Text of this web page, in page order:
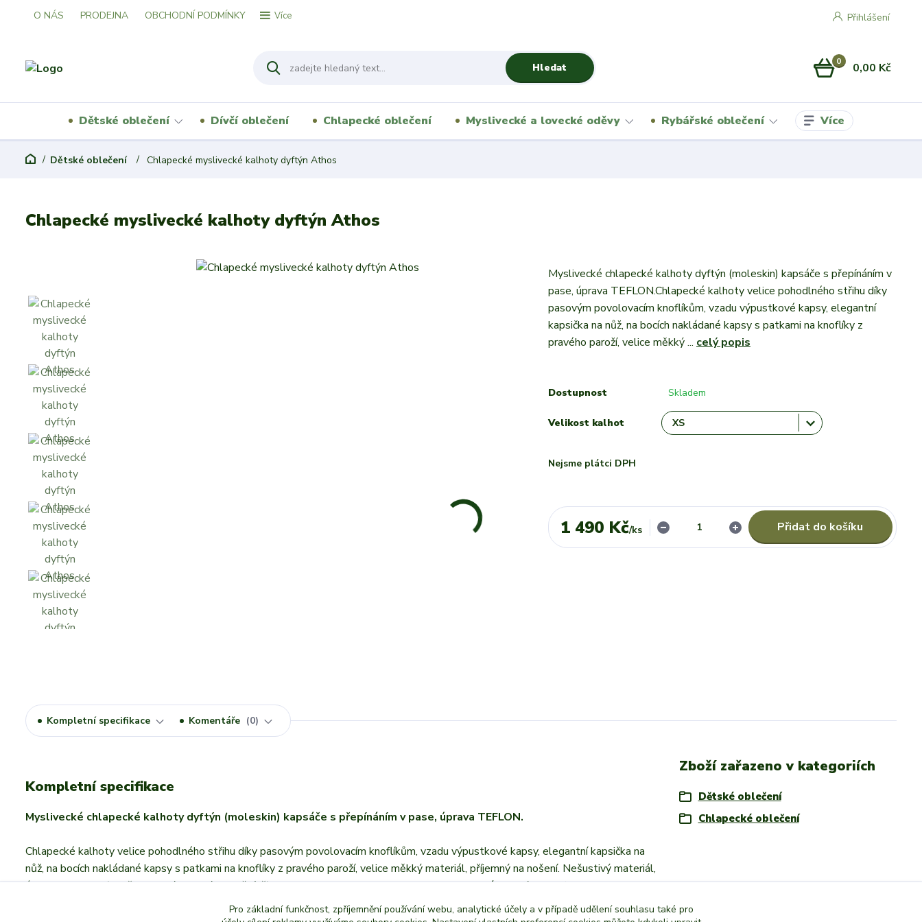
O NÁS PRODEJNA OBCHODNÍ PODMÍNKY Více Přihlášení
Hledat 0 0,00 Kč
Dětské oblečení Dívčí oblečení Chlapecké oblečení Myslivecké a lovecké oděvy Rybářské oblečení Více
Dětské oblečení Chlapecké myslivecké kalhoty dyftýn Athos
Chlapecké myslivecké kalhoty dyftýn Athos
Myslivecké chlapecké kalhoty dyftýn ­(moleskin) kapsáče s přepínáním v
pase, úprava TEFLON.Chlapecké kalhoty velice pohodlného střihu díky
pasovým povolovacím knoflíkům, vzadu výpustkové kapsy, elegantní
kapsička na nůž, na bocích nakládané kapsy s patkami na knoflíky z
pravého paroží, velice měkký ... celý popis
Dostupnost Skladem
Velikost kalhot
Nejsme plátci DPH
1 490 Kč/ks Přidat do košíku
Kompletní specifikace Komentáře 0
Kompletní specifikace
Myslivecké chlapecké kalhoty dyftýn ­(moleskin) kapsáče s přepínáním v pase, úprava TEFLON.
Chlapecké kalhoty velice pohodlného střihu díky pasovým povolovacím knoflíkům, vzadu výpustkové kapsy, elegantní kapsička na
nůž, na bocích nakládané kapsy s patkami na knoflíky z pravého paroží, velice měkký materiál, příjemný na nošení. Nešustivý materiál,
úprava TEFLON (voděodpudivý, odolný proti špíně)Materiál:dyftýn 100% bavlna
Zboží zařazeno v kategoriích
Dětské oblečení
Chlapecké oblečení
Pro základní funkčnost, zpříjemnění používání webu, analytické účely a v případě udělení souhlasu také pro